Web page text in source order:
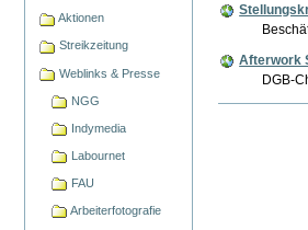
Aktionen
Streikzeitung
Weblinks & Presse
NGG
Indymedia
Labournet
FAU
Arbeiterfotografie
Afterwork
DGB-